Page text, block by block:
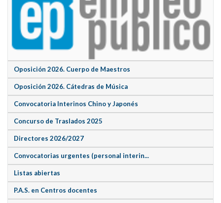
Oposición 2026. Cuerpo de Maestros
Oposición 2026. Cátedras de Música
Convocatoria Interinos Chino y Japonés
Concurso de Traslados 2025
Directores 2026/2027
Convocatorias urgentes (personal interin...
Listas abiertas
P.A.S. en Centros docentes